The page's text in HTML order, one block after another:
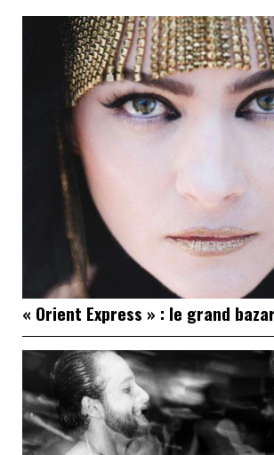
« Orient Express » : le grand